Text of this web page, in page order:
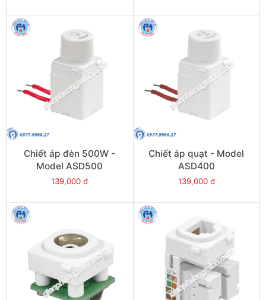
Chiết áp đèn 500W -
Model ASD500
139,000 đ
Chiết áp quạt - Model
ASD400
139,000 đ